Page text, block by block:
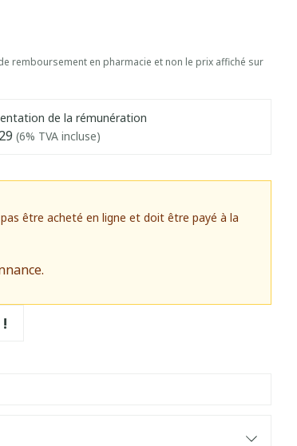
remboursement en pharmacie et non le prix affiché sur
de la rémunération
(6% TVA incluse)
être acheté en ligne et doit être payé à la